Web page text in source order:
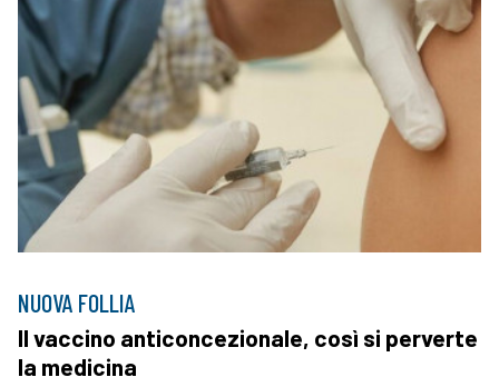
NUOVA FOLLIA
Il vaccino anticoncezionale, così si perverte
la medicina